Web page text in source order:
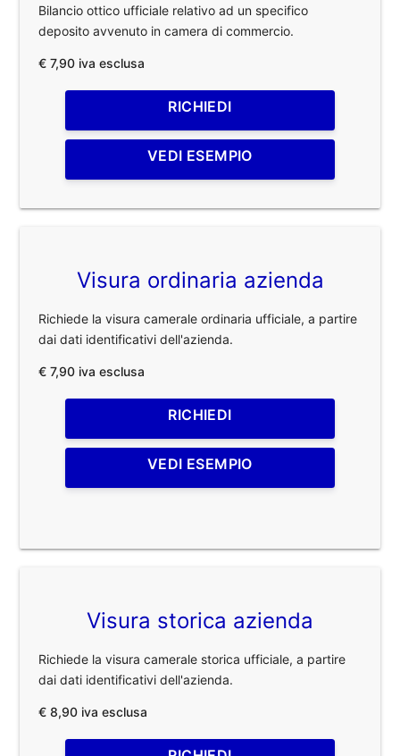
Bilancio ottico ufficiale relativo ad un specifico
deposito avvenuto in camera di commercio.
€ 7,90 iva esclusa
RICHIEDI
VEDI ESEMPIO
Visura ordinaria azienda
Richiede la visura camerale ordinaria ufficiale, a partire
dai dati identificativi dell'azienda.
€ 7,90 iva esclusa
RICHIEDI
VEDI ESEMPIO
Visura storica azienda
Richiede la visura camerale storica ufficiale, a partire
dai dati identificativi dell'azienda.
€ 8,90 iva esclusa